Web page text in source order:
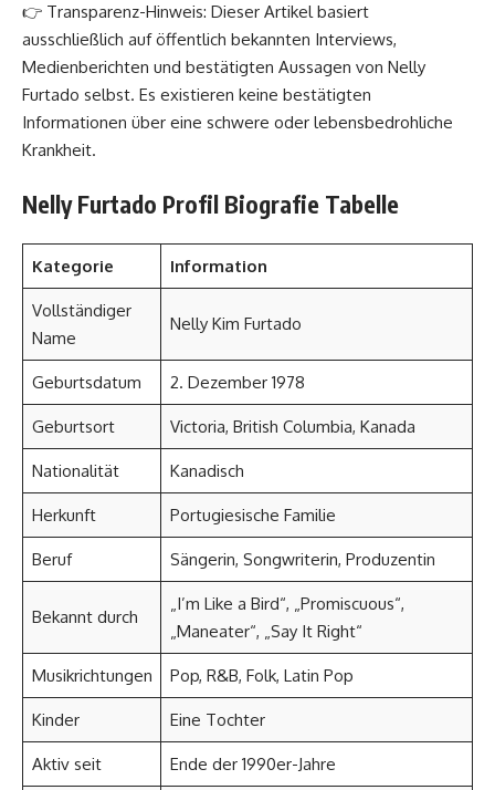
👉 Transparenz-Hinweis: Dieser Artikel basiert
ausschließlich auf öffentlich bekannten Interviews,
Medienberichten und bestätigten Aussagen von Nelly
Furtado selbst. Es existieren keine bestätigten
Informationen über eine schwere oder lebensbedrohliche
Krankheit.
Nelly Furtado Profil Biografie Tabelle
Kategorie Information
Vollständiger
Name
Nelly Kim Furtado
Geburtsdatum 2. Dezember 1978
Geburtsort Victoria, British Columbia, Kanada
Nationalität Kanadisch
Herkunft Portugiesische Familie
Beruf Sängerin, Songwriterin, Produzentin
Bekannt durch
„I’m Like a Bird“, „Promiscuous“,
„Maneater“, „Say It Right“
Musikrichtungen Pop, R&B, Folk, Latin Pop
Kinder Eine Tochter
Aktiv seit Ende der 1990er-Jahre